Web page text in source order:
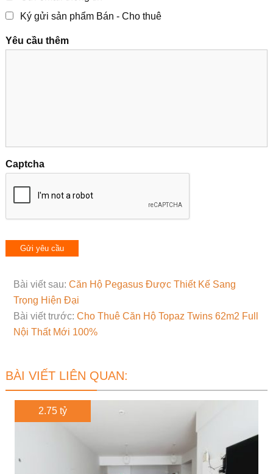
Ký gửi sản phẩm Bán - Cho thuê
Yêu cầu thêm
Captcha
Bài viết sau: Căn Hộ Pegasus Được Thiết Kế Sang
Trọng Hiện Đại
Bài viết trước: Cho Thuê Căn Hộ Topaz Twins 62m2 Full
Nội Thất Mới 100%
BÀI VIẾT LIÊN QUAN:
2.75 tỷ